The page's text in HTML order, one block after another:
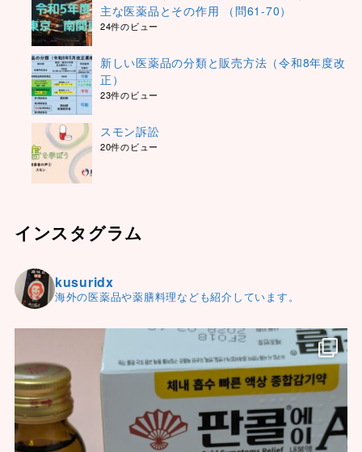
主な医薬品とその作用 （問61-70）
24件のビュー
新しい医薬品の分類と販売方法（令和8年度改
正）
23件のビュー
スモン訴訟
20件のビュー
インスタグラム
kusuridx
海外の医薬品や薬膳料理なども紹介しています。